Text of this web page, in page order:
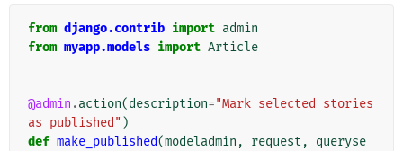
from django.contrib import admin
from myapp.models import Article
@admin .action(description="Mark selected stories
as published" )
def make_published(modeladmin , request ,
queryse